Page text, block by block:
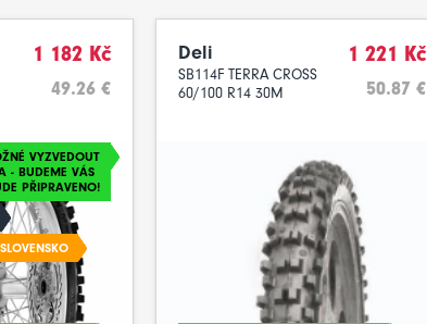
1 182 Kč
49.26 €
VYZVEDOUT
- BUDEME VÁS
PŘIPRAVENO!
Deli
SB114F TERRA CROSS
60/100 R14 30M
1 221 Kč
50.87 €